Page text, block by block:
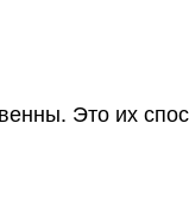
Это их